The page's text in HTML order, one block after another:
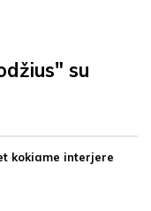
su
kokiame interjere